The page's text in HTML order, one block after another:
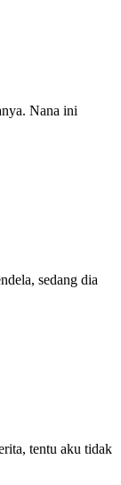
Nana ini
sedang dia
tentu aku tidak